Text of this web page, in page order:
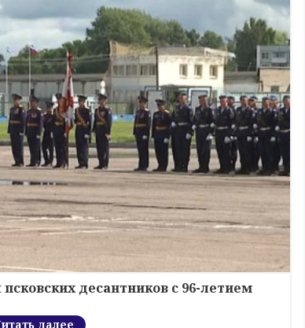
десантников с 96-летием
далее